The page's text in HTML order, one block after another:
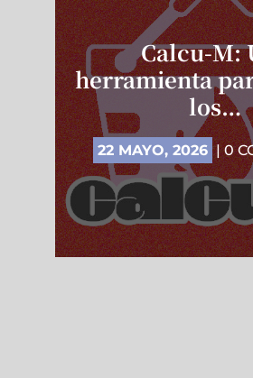
Calcu-M:
herramienta
los…
22 MAYO, 2026 | 0